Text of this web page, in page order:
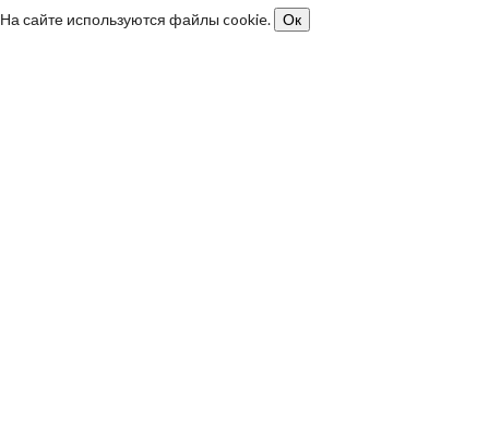
На сайте используются файлы cookie.
Ок